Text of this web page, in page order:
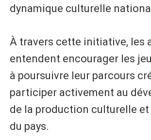
dynamique culturelle
À travers cette initiative, les
entendent encourager les
à poursuivre leur parcours
participer activement au
de la production culturelle
du pays.